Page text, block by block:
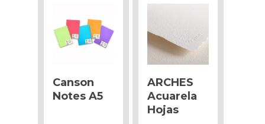
Canson
Notes A5
ARCHES
Acuarela
Hojas